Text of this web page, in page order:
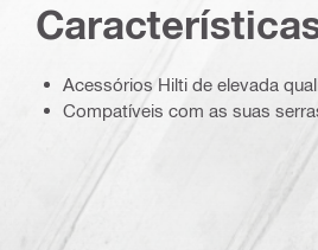
Acessórios Hilti de elevada
Compatíveis com as suas